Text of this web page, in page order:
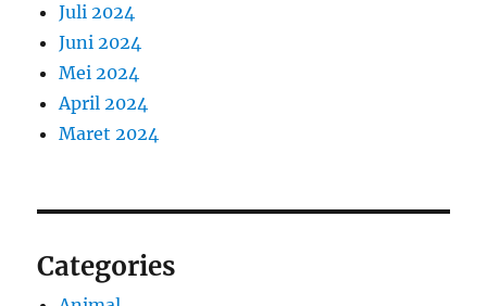
Juli 2024
Juni 2024
Mei 2024
April 2024
Maret 2024
Categories